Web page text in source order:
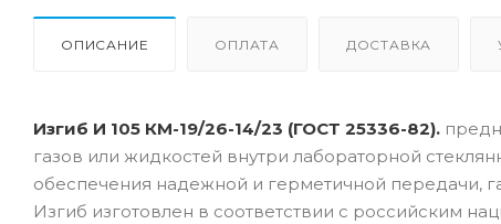
ОПИСАНИЕ ОПЛАТА ДОСТАВКА
Изгиб И 105 КМ-19/26-14/23 (ГОСТ 25336-82).
газов или жидкостей внутри лабораторной
обеспечения надежной и герметичной передачи,
Изгиб изготовлен в соответствии с российским